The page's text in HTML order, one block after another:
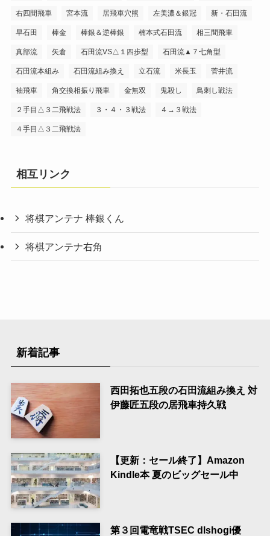
右四間飛車 宮本流 居飛車穴熊 左美濃＆銀冠 新・石田流
早石田 棒金 棒銀＆逆棒銀 楠本式石田流 相三間飛車
真部流 矢倉 石田流VS△１四歩型 石田流▲７七角型
石田流本組み 石田流組み換え 立石流 米長玉 菅井流
袖飛車 角交換相振り飛車 金無双 鬼殺し 鳥刺し戦法
２手目△３二飛戦法 ３・４・３戦法 ４→３戦法
４手目△３二飛戦法
相互リンク
将棋アンテナ 棒銀くん
将棋アンテナ右角
新着記事
西田拓也五段の石田流組み換え 対
伊藤匠五段の居飛車持久戦
【更新：セール終了】Amazon
Kindle本 夏のビッグセール中
第３回電竜戦TSEC dlshogi優